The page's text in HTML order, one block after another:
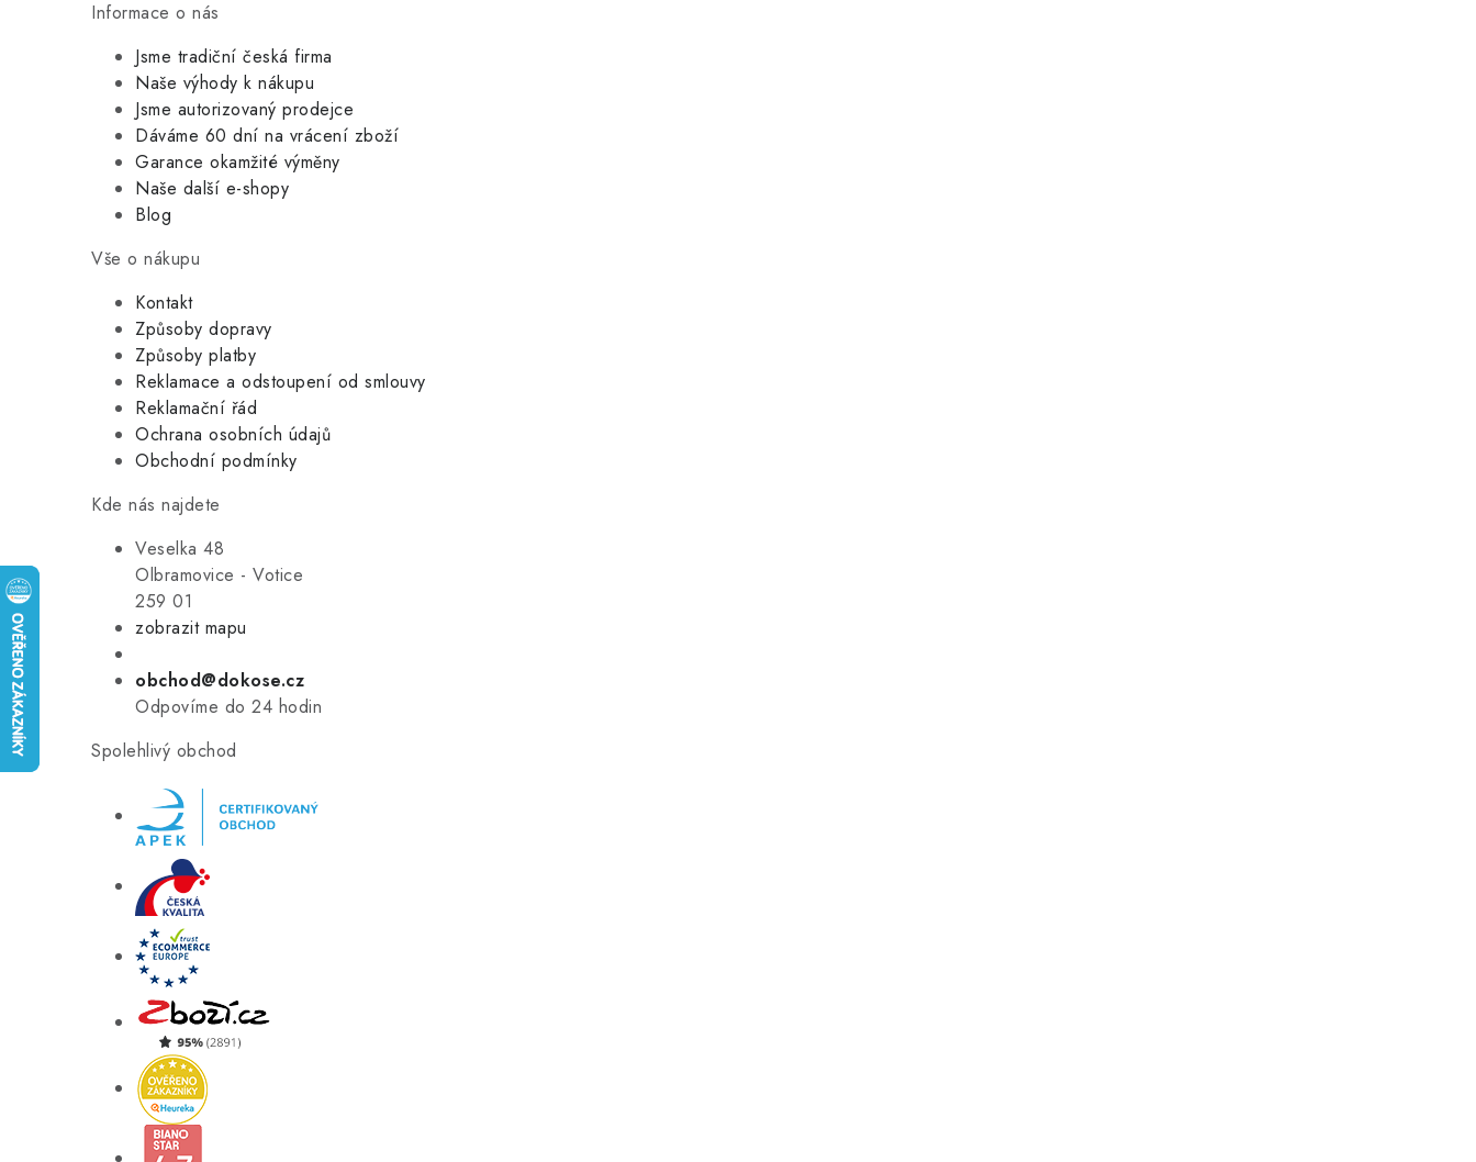
Informace o nás
Jsme tradiční česká firma
Naše výhody k nákupu
Jsme autorizovaný prodejce
Dáváme 60 dní na vrácení zboží
Garance okamžité výměny
Naše další e-shopy
Blog
Vše o nákupu
Kontakt
Způsoby dopravy
Způsoby platby
Reklamace a odstoupení od smlouvy
Reklamační řád
Ochrana osobních údajů
Obchodní podmínky
Kde nás najdete
Veselka 48
Olbramovice - Votice
259 01
zobrazit mapu
obchod@dokose.cz
Odpovíme do 24 hodin
Spolehlivý obchod